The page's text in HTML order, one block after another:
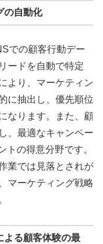
の自動化
での顧客行動デー
ードを自動で特定
より、マーケティン
に抽出し、優先順位
なります。また、顧
、最適なキャンペー
トの得意分野です。
業では見落とされが
マーケティング戦略
よる顧客体験の最